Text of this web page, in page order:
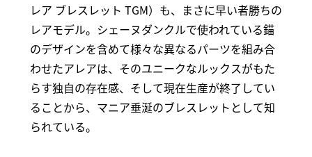
レア ブレスレット TGM）も、まさに早い者勝ちの
レアモデル。シェーヌダンクルで使われている錨
のデザインを含めて様々な異なるパーツを組み合
わせたアレアは、そのユニークなルックスがもた
らす独自の存在感、そして現在生産が終了してい
ることから、マニア垂涎のブレスレットとして知
られている。